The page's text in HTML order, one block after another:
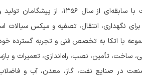
شرکت آبتین صنعت با سابقه‌ای از سال ۱۳۵۶،
نگهداری، انتقال، تصفیه و میکس سیالات
با اتکا به تخصص فنی و تجربه گسترده
ساخت، تأمین، نصب، راه‌اندازی، تعمیرات و
در صنایع نفت، گاز، معدن، آب و فاضلاب،